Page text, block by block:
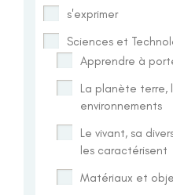
s'exprimer
Sciences et
Apprendre à
La planète terre,
environnements
Le vivant, sa
les caractérisent
Matériaux et